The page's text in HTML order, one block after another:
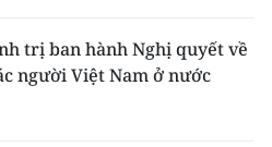
trị ban hành Nghị quyết về
người Việt Nam ở nước